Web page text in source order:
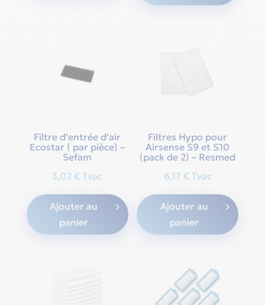
Filtre d’entrée d’air
Ecostar ( par pièce) –
Sefam
3,02€ Tvac
Ajouter au
panier
Filtres Hypo pour
Airsense S9 et S10
(pack de 2) – Resmed
6,17 € Tvac
Ajouter au
panier